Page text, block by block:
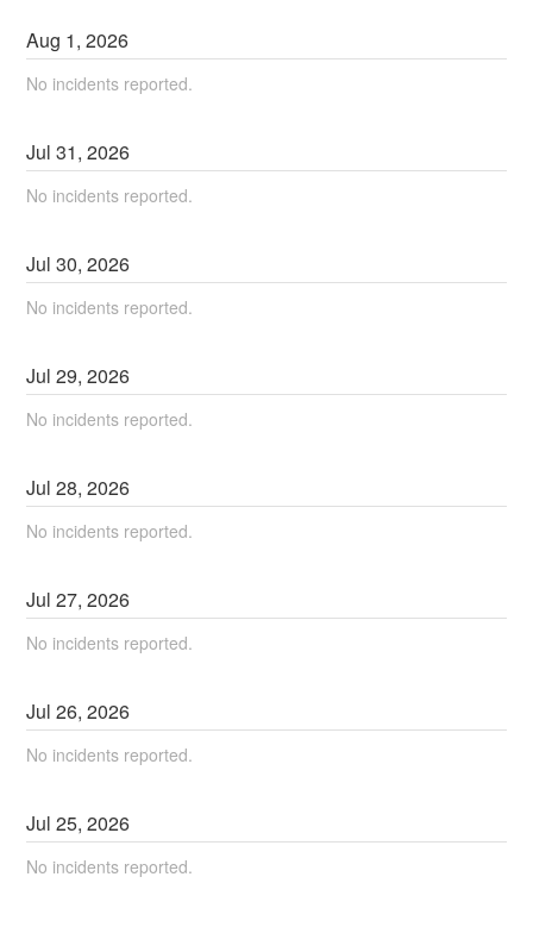
Aug 1,2026
No incidents reported.
Jul31,2026
No incidents reported.
Jul30,2026
No incidents reported.
Jul29,2026
No incidents reported.
Jul28,2026
No incidents reported.
Jul27,2026
No incidents reported.
Jul26,2026
No incidents reported.
Jul25,2026
No incidents reported.